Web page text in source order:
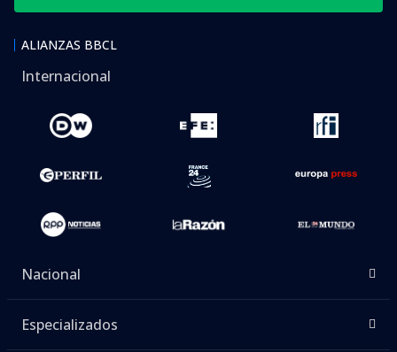
ALIANZAS BBCL
Internacional
Nacional
Especializados